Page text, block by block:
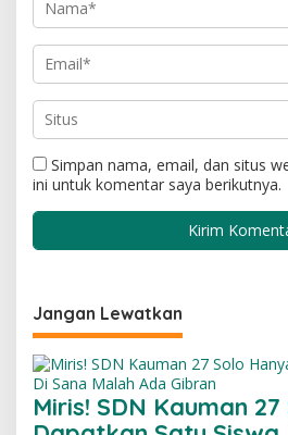
Simpan nama, email, dan situs
ini untuk komentar saya berikutnya.
Jangan Lewatkan
Miris! SDN Kauman